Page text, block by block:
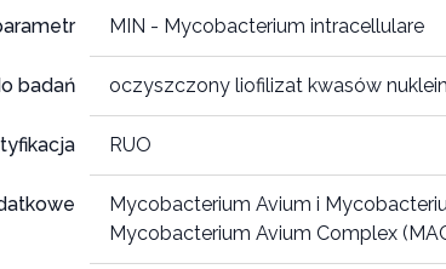
MIN - Mycobacterium intracellulare
badań oczyszczony liofilizat kwasów
RUO
Mycobacterium Avium i
Mycobacterium Avium Complex